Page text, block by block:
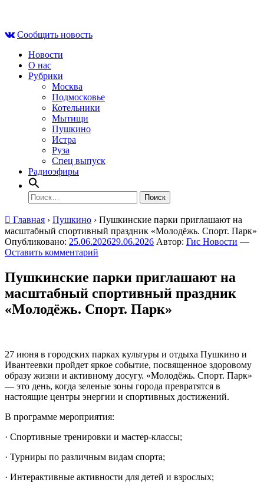
contentСообщить новость
Новости
О нас
Рубрики
Москва
Подмосковье
Котельники
Мытищи
Пушкино
Истра
Руза
Спец выпуск
Радиоэфиры
Найти:
Главная › Пушкино › Пушкинские парки приглашают на
масштабный спортивный праздник «Молодёжь. Спорт. Парк»
Опубликовано: 25.06.202629.06.2026 Автор: Гис Новости —
Оставить комментарий
Пушкинские парки приглашают на
масштабный спортивный праздник
«Молодёжь. Спорт. Парк»
27 июня в городских парках культуры и отдыха Пушкино и
Ивантеевки пройдет яркое событие, посвященное здоровому
образу жизни и активному досугу. «Молодёжь. Спорт. Парк»
— это день, когда зеленые зоны города превратятся в
настоящие центры энергии и спортивных достижений.
В программе мероприятия:
· Спортивные тренировки и мастер-классы;
· Турниры по различным видам спорта;
· Интерактивные активности для детей и взрослых;